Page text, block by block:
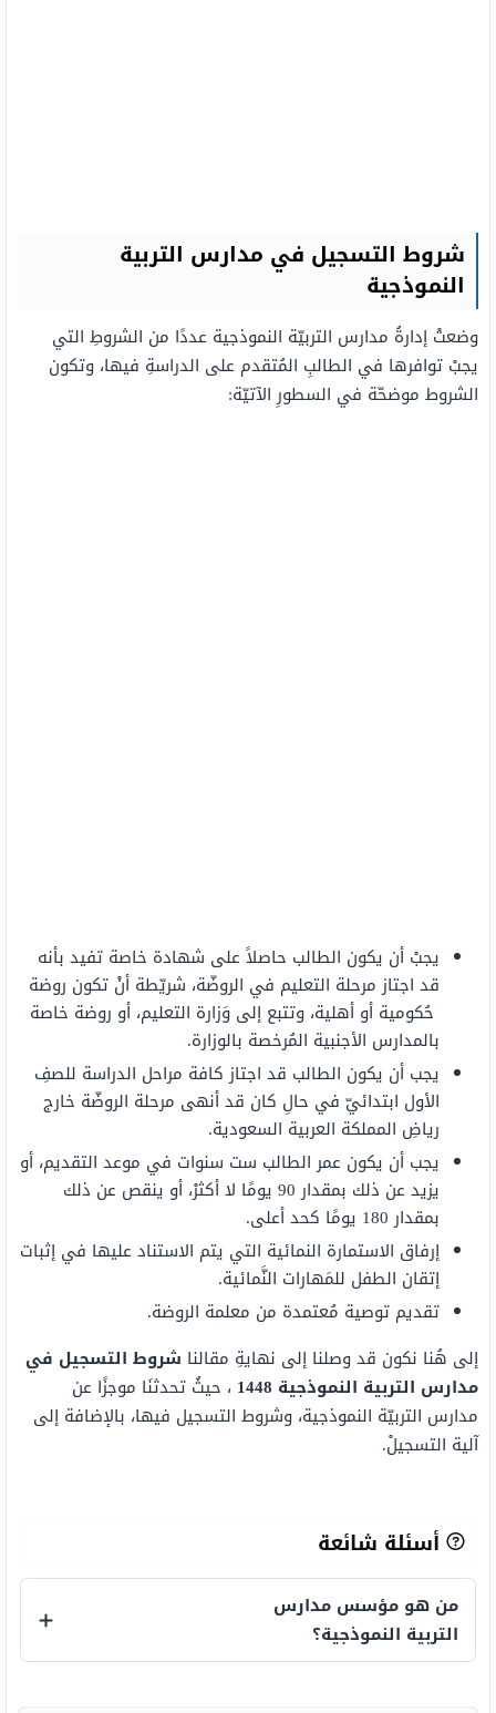
شروط التسجيل في مدارس التربية
النموذجية
وضعتْ إدارةُ مدارس التربيّة النموذجية عددًا من الشروطِ التي
يجبْ توافرها في الطالبِ المُتقدم على الدراسةِ فيها، وتكون
الشروط موضحّة في السطورِ الآتيّة:
يجبْ أن يكون الطالب حاصلاً على شهادة خاصة تفيد بأنه
قد اجتاز مرحلة التعليم في الروضّة، شريّطة أنْ تكون روضة
حُكومية أو أهلية، وتتبع إلى وَزارة التعليم، أو روضة خاصة
بالمدارس الأجنبية المُرخصة بالوزارة.
يجب أن يكون الطالب قد اجتاز كافة مراحل الدراسة للصفِ
الأول ابتدائيّ في حالِ كان قد أنهى مرحلة الروضّة خارج
رياضِ المملكة العربية السعودية.
يجب أن يكون عمر الطالب ست سنوات في موعد التقديم، أو
يزيد عن ذلك بمقدار 90 يومًا لا أكثرْ، أو ينقص عن ذلك
بمقدار 180 يومًا كحد أعلى.
إرفاق الاستمارة النمائية التي يتم الاستناد عليها في إثبات
إتقان الطفل للمَهارات النَّمائية.
تقديم توصية مُعتمدة من معلمة الروضة.
إلى هُنا نكون قد وصلنا إلى نهايةِ مقالنا شروط التسجيل في
مدارس التربية النموذجية 1448
، حيثُ تحدثنَا موجزًا عن
مدارس التربيّة النموذجية، وشروط التسجيل فيها، بالإضافة إلى
آلية التسجيلْ.
أسئلة شائعة
من هو مؤسس مدارس
التربية النموذجية؟
من هو مؤسس مدارس التربية النموذجية؟